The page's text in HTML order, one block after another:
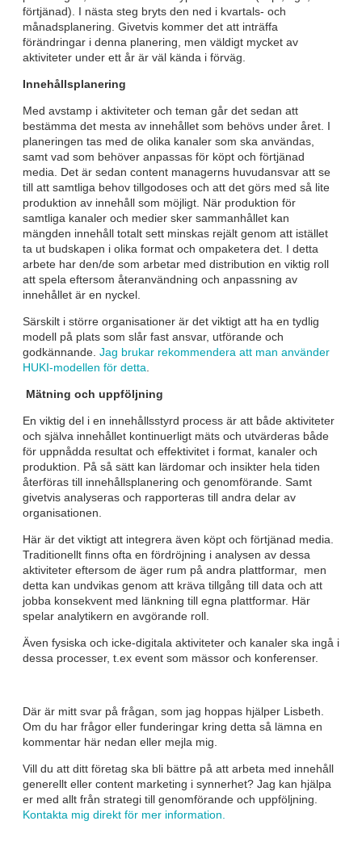
förtjänad). I nästa steg bryts den ned i kvartals- och
månadsplanering. Givetvis kommer det att inträffa
förändringar i denna planering, men väldigt mycket av
aktiviteter under ett år är väl kända i förväg.
Innehållsplanering
Med avstamp i aktiviteter och teman går det sedan att
bestämma det mesta av innehållet som behövs under året. I
planeringen tas med de olika kanaler som ska användas,
samt vad som behöver anpassas för köpt och förtjänad
media. Det är sedan content managerns huvudansvar att se
till att samtliga behov tillgodoses och att det görs med så lite
produktion av innehåll som möjligt. När produktion för
samtliga kanaler och medier sker sammanhållet kan
mängden innehåll totalt sett minskas rejält genom att istället
ta ut budskapen i olika format och ompaketera det. I detta
arbete har den/de som arbetar med distribution en viktig roll
att spela eftersom återanvändning och anpassning av
innehållet är en nyckel.
Särskilt i större organisationer är det viktigt att ha en tydlig
modell på plats som slår fast ansvar, utförande och
godkännande. Jag brukar rekommendera att man använder
HUKI-modellen för detta
Mätning och uppföljning
En viktig del i en innehållsstyrd process är att både aktiviteter
och själva innehållet kontinuerligt mäts och utvärderas både
för uppnådda resultat och effektivitet i format, kanaler och
produktion. På så sätt kan lärdomar och insikter hela tiden
återföras till innehållsplanering och genomförande. Samt
givetvis analyseras och rapporteras till andra delar av
organisationen.
Här är det viktigt att integrera även köpt och förtjänad media.
Traditionellt finns ofta en fördröjning i analysen av dessa
aktiviteter eftersom de äger rum på andra plattformar, men
detta kan undvikas genom att kräva tillgång till data och att
jobba konsekvent med länkning till egna plattformar. Här
spelar analytikern en avgörande roll.
Även fysiska och icke-digitala aktiviteter och kanaler ska ingå i
dessa processer, t.ex event som mässor och konferenser.
Där är mitt svar på frågan, som jag hoppas hjälper Lisbeth.
Om du har frågor eller funderingar kring detta så lämna en
kommentar här nedan eller mejla mig.
Vill du att ditt företag ska bli bättre på att arbeta med innehåll
generellt eller content marketing i synnerhet? Jag kan hjälpa
er med allt från strategi till genomförande och uppföljning.
Kontakta mig direkt för mer information.